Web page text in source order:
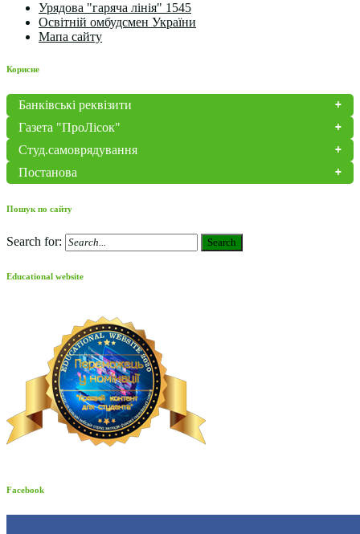
Урядова "гаряча лінія" 1545
Освітній омбудсмен України
Мапа сайту
Корисне
Банківські реквізити
Газета "ПроЛісок"
Студ.самоврядування
Постанова
Пошук по сайту
Search for: Search
Educational website
Facebook